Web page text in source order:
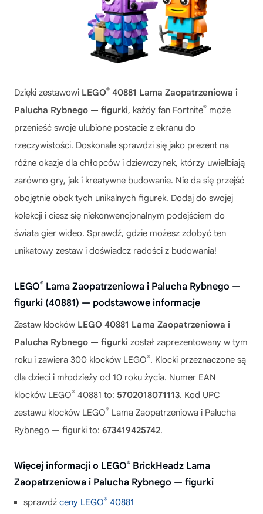
Dzięki zestawowi LEGO® 40881 Lama Zaopatrzeniowa i
Palucha Rybnego — figurki, każdy fan Fortnite® może
przenieść swoje ulubione postacie z ekranu do
rzeczywistości. Doskonale sprawdzi się jako prezent na
różne okazje dla chłopców i dziewczynek, którzy uwielbiają
zarówno gry, jak i kreatywne budowanie. Nie da się przejść
obojętnie obok tych unikalnych figurek. Dodaj do swojej
kolekcji i ciesz się niekonwencjonalnym podejściem do
świata gier wideo. Sprawdź, gdzie możesz zdobyć ten
unikatowy zestaw i doświadcz radości z budowania!
LEGO® Lama Zaopatrzeniowa i Palucha Rybnego —
figurki (40881) — podstawowe informacje
Zestaw klocków LEGO 40881 Lama Zaopatrzeniowa i
Palucha Rybnego — figurki został zaprezentowany w tym
roku i zawiera 300 klocków LEGO®. Klocki przeznaczone są
dla dzieci i młodzieży od 10 roku życia. Numer EAN
klocków LEGO® 40881 to: 5702018071113. Kod UPC
zestawu klocków LEGO® Lama Zaopatrzeniowa i Palucha
Rybnego — figurki to: 673419425742.
Więcej informacji o LEGO® BrickHeadz Lama
Zaopatrzeniowa i Palucha Rybnego — figurki
sprawdź ceny LEGO® 40881